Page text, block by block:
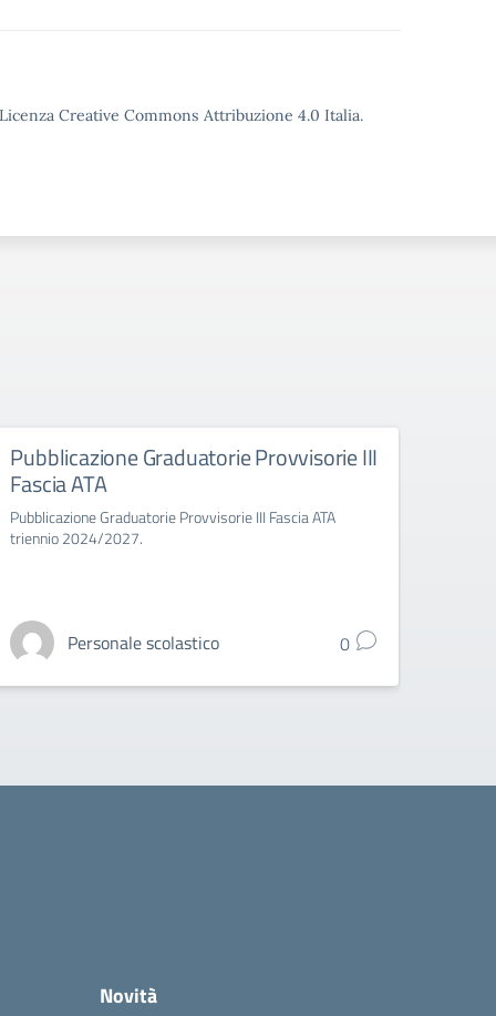
Creative Commons Attribuzione 4.0 Italia.
Pubblicazione Graduatorie Provvisorie III
Fascia ATA
Pubblicazione Graduatorie Provvisorie III Fascia ATA
triennio 2024/2027.
Personale scolastico 0
Novità